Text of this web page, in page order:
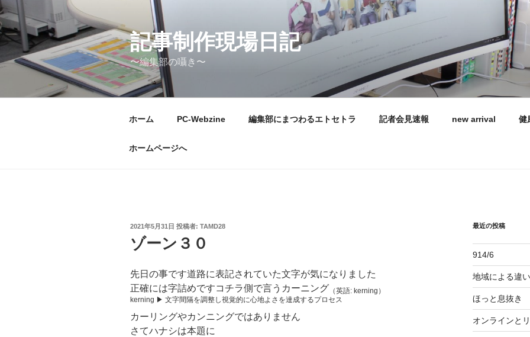
コ
ン
テ
ン
ツ
記事制作現場日記
〜編集部の囁き〜
ホーム PC-Webzine 編集部にまつわるエトセトラ 記者会見速報 new arrival 健
ホームページへ
投
日:
2021年5月31日 投稿者: TAMD28
ゾーン３０
先日の事です道路に表記されていた文字が気になりました
正確には字詰めですコチラ側で言うカーニング （英語: kerning）
kerning ▶︎ 文字間隔を調整し視覚的に心地よさを達成するプロセス
カーリングやカンニングではありません
さてハナシは本題に
最近の投稿
914/6
地域による違い
ほっと息抜き
オンラインと